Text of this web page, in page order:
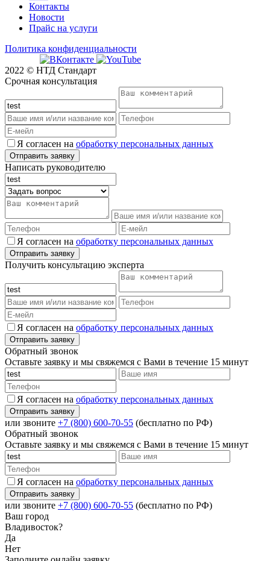
Контакты
Новости
Прайс на услуги
Политика конфиденциальности
2022 © НТД Стандарт
Срочная консультация
Я согласен на обработку персональных данных
Написать руководителю
Я согласен на обработку персональных данных
Получить консультацию эксперта
Я согласен на обработку персональных данных
Обратный звонок
Оставьте заявку и мы свяжемся с Вами в течение 15 минут
Я согласен на обработку персональных данных
или звоните +7 (800) 600-70-55 (бесплатно по РФ)
Обратный звонок
Оставьте заявку и мы свяжемся с Вами в течение 15 минут
Я согласен на обработку персональных данных
или звоните +7 (800) 600-70-55 (бесплатно по РФ)
Ваш город
Владивосток?
Да
Нет